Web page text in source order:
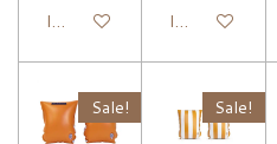
In winkelwagen In winkelwagen
Sale! Sale!